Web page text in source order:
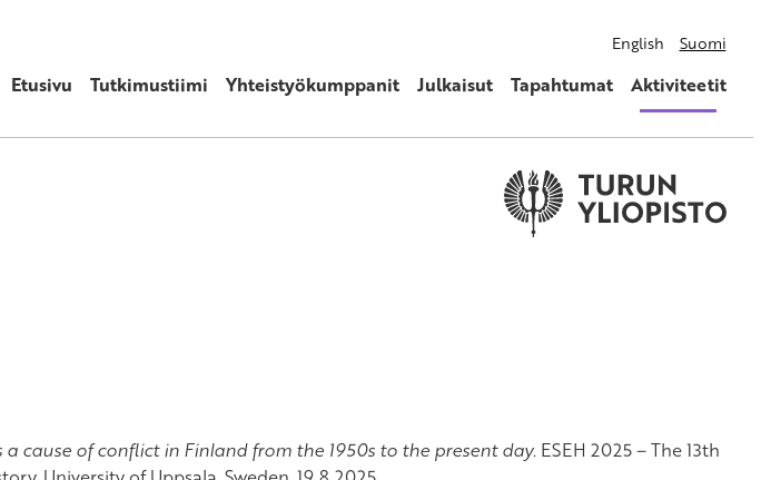
English Suomi
Etusivu Tutkimustiimi Yhteistyökumppanit Julkaisut Tapahtumat Aktiviteetit
a cause of conflict in Finland from the 1950s to the present day. ESEH 2025 – The 13th